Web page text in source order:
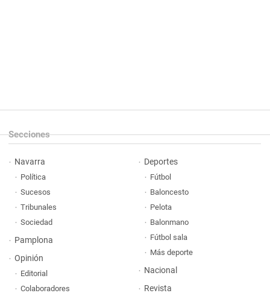
Secciones
Navarra
Política
Sucesos
Tribunales
Sociedad
Pamplona
Opinión
Editorial
Colaboradores
Deportes
Fútbol
Baloncesto
Pelota
Balonmano
Fútbol sala
Más deporte
Nacional
Revista